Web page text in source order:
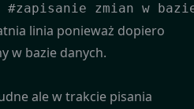
zmian w
linia ponieważ dopiero
w bazie danych.
ale w trakcie pisania